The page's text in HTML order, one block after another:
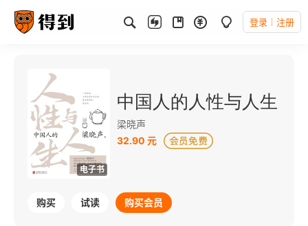
登录 注册
电子书
中国人的人性与人生
梁晓声
32.90 元
购买 试读 购买会员